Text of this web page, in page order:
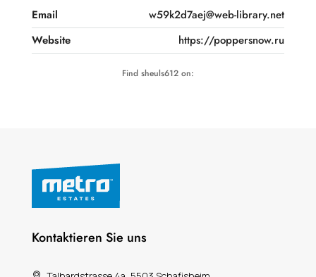
Email
w59k2d7aej@web-library.net
Website
https://poppersnow.ru
Find sheuls612 on:
Kontaktieren Sie uns